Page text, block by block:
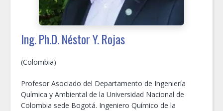
Ing. Ph.D. Néstor Y. Rojas
(Colombia)
Profesor Asociado del Departamento de Ingeniería
Química y Ambiental de la Universidad Nacional de
Colombia sede Bogotá. Ingeniero Químico de la